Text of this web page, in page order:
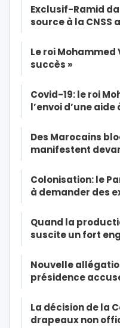
Exclusif-Ramid
source à la CNSS
Le roi Mohammed
succès »
Covid-19: le roi
l’envoi d’une aide
Des Marocains
manifestent
Colonisation: le
à demander des
Quand la
suscite un fort
Nouvelle
présidence
La décision de la
drapeaux non